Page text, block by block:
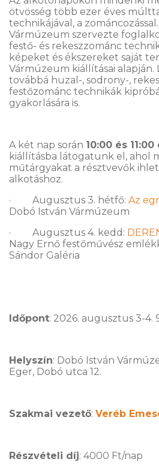
ötvösség több ezer éves
technikájával, a
Vármúzeum szervezte
festő- és rekeszzománc
képeket és ékszereket saját
Vármúzeum kiállításai alapján.
továbbá huzal-, sodrony-,
festőzománc technikák
gyakorlására is.
A két nap során 10:00 és
kiállításba látogatunk el, ahol
műtárgyakat a résztvevők
alkotáshoz.
· Augusztus 3. hétfő: Az
Dobó István Vármúzeum
· Augusztus 4. kedd:
Nagy Ernő festőművész
Sándor Galéria
Időpont: 2026. augusztus 3-4.
Helyszín: Dobó István
Eger, Dobó utca 12.
Szakmai vezető: Veréb
Részvételi díj: 4000 Ft/nap